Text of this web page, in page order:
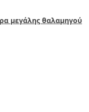
μεγάλης θαλαμηγού